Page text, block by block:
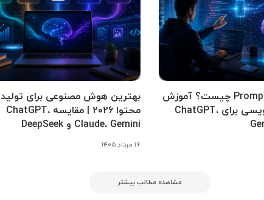
Prompt Engineering چیست؟ آموزش
کامل پرامپت‌نویسی برای ChatGPT،
بهترین هوش مصنوعی برای تولید
محتوا ۲۰۲۶ | مقایسه ChatGPT،
Claude، Gemini و DeepSeek
۱۶ مرداد ۱۴۰۵
مشاهده مطالب بیشتر